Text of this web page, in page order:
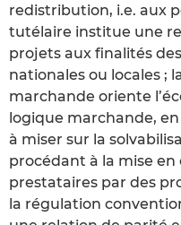
redistribution, i.e. aux
tutélaire institue une
projets aux finalités
nationales ou locales ;
marchande oriente
logique marchande,
à miser sur la
procédant à la mise
prestataires par des
la régulation